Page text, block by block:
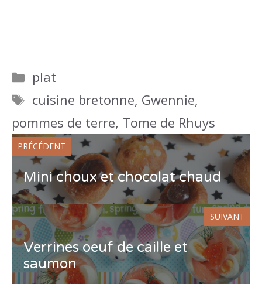
Catégories
plat
Étiquettes
cuisine bretonne, Gwennie,
pommes de terre, Tome de Rhuys
PRÉCÉDENT
Mini choux et chocolat chaud
SUIVANT
Verrines oeuf de caille et
saumon